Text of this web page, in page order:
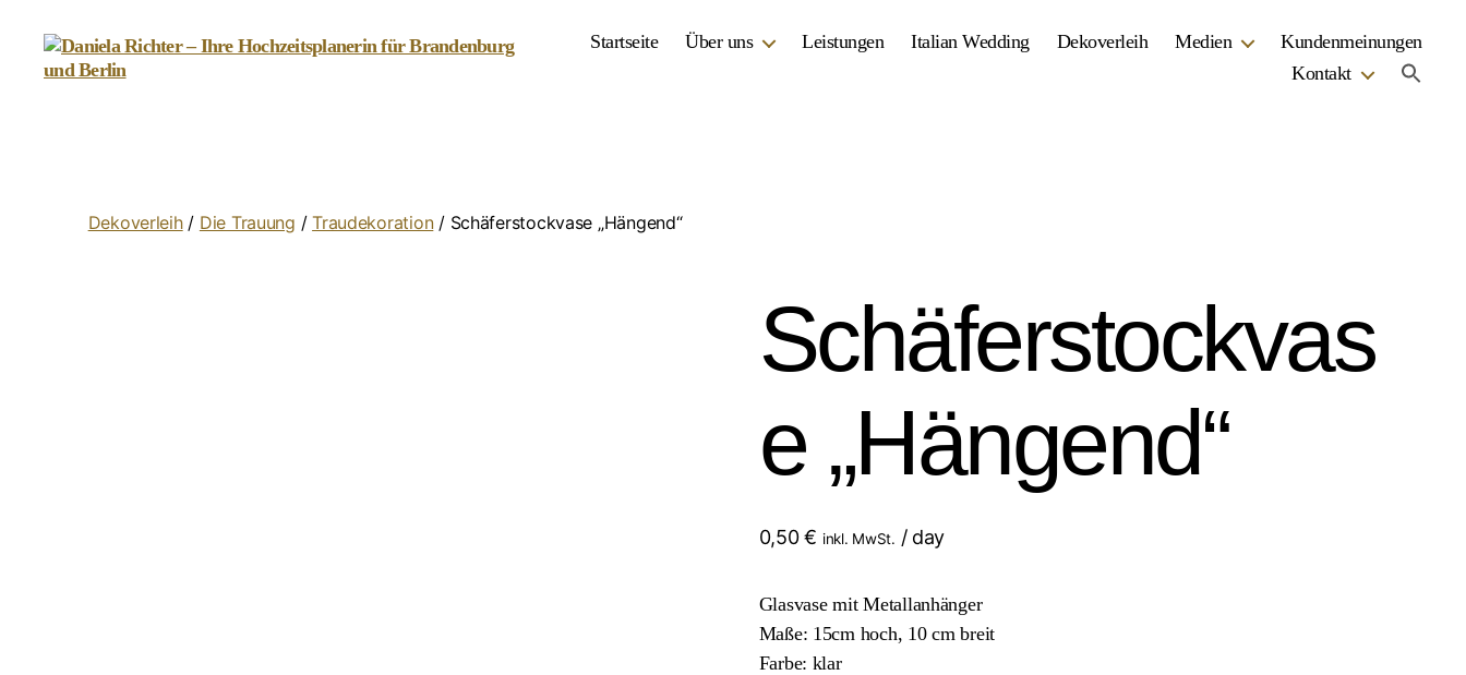
Brandenburg
Startseite Über uns Leistungen Italian Wedding Dekoverleih Medien
Kundenmeinungen
Kontakt
Dekoverleih/ Die Trauung /Traudekoration/ Schäferstockvase „Hängend“
Schäferstockvas
e „Hängend“
0,50€ inkl. MwSt. / day
Glasvase mit Metallanhänger
Maße: 15cm hoch, 10 cm breit
Farbe: klar